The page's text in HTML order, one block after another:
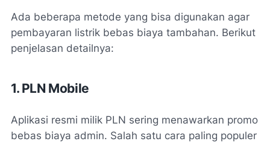
Ada beberapa metode yang bisa digunakan agar
pembayaran listrik bebas biaya tambahan. Berikut
penjelasan detailnya:
1. PLN Mobile
Aplikasi resmi milik PLN sering menawarkan promo
bebas biaya admin. Salah satu cara paling populer